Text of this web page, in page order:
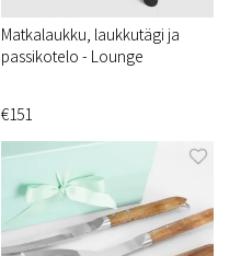
Matkalaukku, laukkutägi ja
passikotelo - Lounge
€151